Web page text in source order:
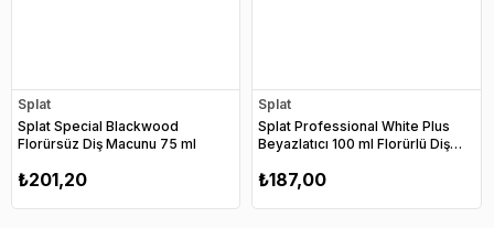
Splat
Splat Special Blackwood
Florürsüz Diş Macunu 75 ml
₺201,20
Splat
Splat Professional White Plus
Beyazlatıcı 100 ml Florürlü Diş
₺187,00